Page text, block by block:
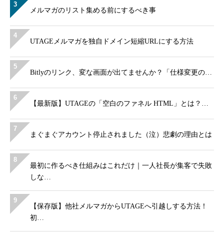
3
メルマガのリスト集める前にするべき事
4
UTAGEメルマガを独自ドメイン短縮URLにする方法
5
Bitlyのリンク、変な画面が出てませんか？「仕様変更の…
6
【最新版】UTAGEの「空白のファネル HTML」とは？…
7
まぐまぐアカウント停止されました（泣）悲劇の理由とは
8
最初に作るべき仕組みはこれだけ｜一人社長が集客で失敗
しな…
9
【保存版】他社メルマガからUTAGEへ引越しする方法！
初…